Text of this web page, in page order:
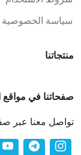
سياسة الخصوصية
منتجاتنا
صفحاتنا في مواقع
تواصل معنا عبر